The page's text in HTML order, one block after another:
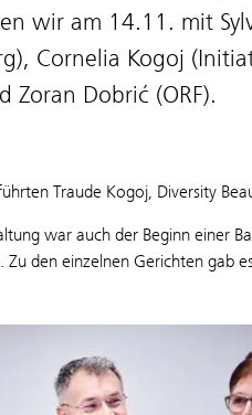
wir am 14.11. mit
Cornelia Kogoj
Zoran Dobrić (ORF).
Traude Kogoj, Diversity
war auch der Beginn einer
Zu den einzelnen Gerichten gab